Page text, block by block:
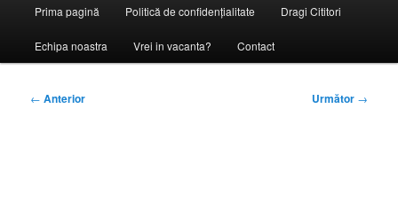
Prima pagină Politică de confidențialitate Dragi Cititori
Echipa noastra Vrei in vacanta? Contact
Navigare
← Anterior Următor →